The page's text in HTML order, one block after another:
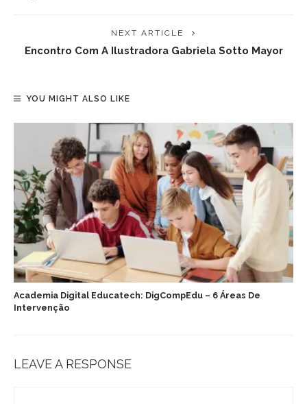
NEXT ARTICLE
Encontro Com A Ilustradora Gabriela Sotto Mayor
YOU MIGHT ALSO LIKE
Academia Digital Educatech: DigCompEdu – 6 Áreas De
Intervenção
LEAVE A RESPONSE